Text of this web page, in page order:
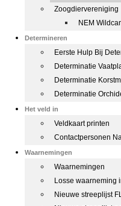
Zoogdiervereniging
NEM
Determineren
Eerste Hulp Bij
Determinatie
Determinatie
Determinatie
Het veld in
Veldkaart printen
Contactpersonen
Waarnemingen
Waarnemingen
Losse waarneming
Nieuwe streeplijst